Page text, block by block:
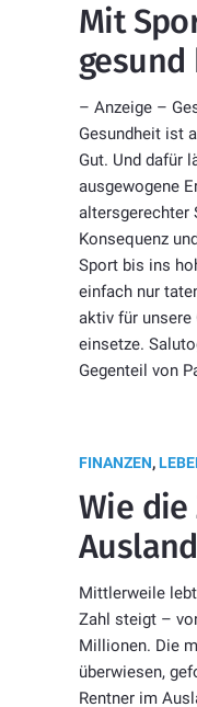
Mit
– Anzeige –
Gesundheit ist
Gut. Und dafür
ausgewogene
altersgerechter
Konsequenz
Sport bis ins
einfach nur
aktiv für unsere
einsetze.
Gegenteil von
FINANZEN,
Wie
Mittlerweile
Zahl steigt –
Millionen. Die
überwiesen,
Rentner im